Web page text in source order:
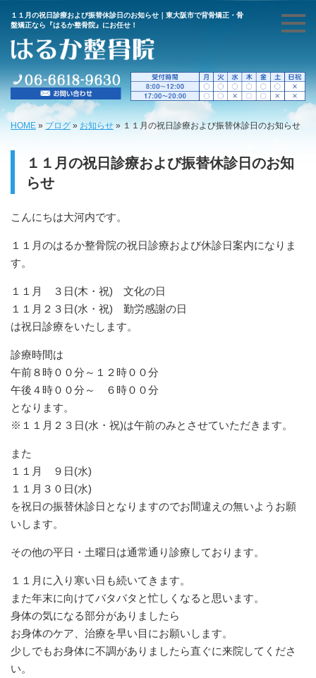
１１月の祝日診療および振替休診日のお知らせ｜東大阪市で背骨矯正・骨
盤矯正なら『はるか整骨院』にお任せ！
HOME » ブログ » お知らせ » １１月の祝日診療および振替休診日のお知らせ
１１月の祝日診療および振替休診日のお知
らせ
こんにちは大河内です。
１１月のはるか整骨院の祝日診療および休診日案内になりま
す。
１１月 ３日(木・祝) 文化の日
１１月２３日(水・祝) 勤労感謝の日
は祝日診療をいたします。
診療時間は
午前８時００分～１２時００分
午後４時００分～ ６時００分
となります。
※１１月２３日(水・祝)は午前のみとさせていただきます。
また
１１月 ９日(水)
１１月３０日(水)
を祝日の振替休診日となりますのでお間違えの無いようお願
いします。
その他の平日・土曜日は通常通り診療しております。
１１月に入り寒い日も続いてきます。
また年末に向けてバタバタと忙しくなると思います。
身体の気になる部分がありましたら
お身体のケア、治療を早い目にお願いします。
少しでもお身体に不調がありましたら直ぐに来院してくださ
い。